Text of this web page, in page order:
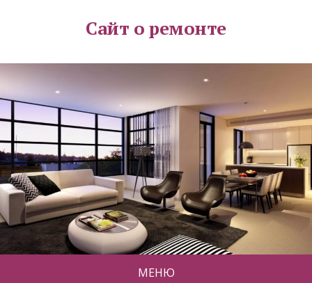
Сайт о ремонте
МЕНЮ